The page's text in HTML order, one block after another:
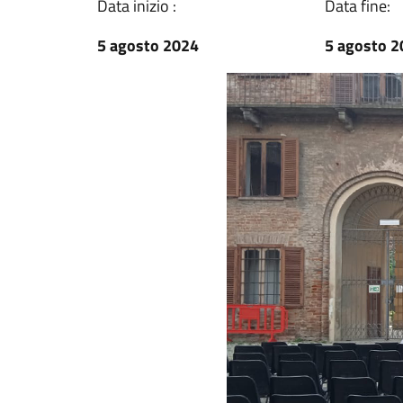
Data inizio :
5 agosto 2024
Data fine:
5 agosto